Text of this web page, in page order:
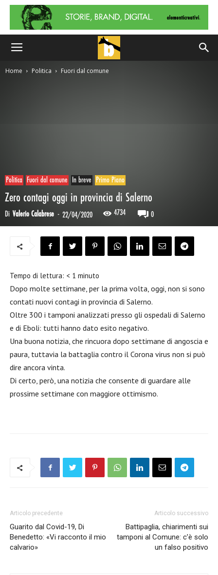
Home Politica Fuori dal comune
Politica Fuori dal comune In breve Primo Piano
Zero contagi oggi in provincia di Salerno
Di Valerio Calabrese - 22/04/2020 4734 0
Tempo di lettura: < 1 minuto
Dopo molte settimane, per la prima volta, oggi, non si sono
contati nuovi contagi in provincia di Salerno.
Oltre 300 i tamponi analizzati presso gli ospedali di Salerno
e di Eboli: tutti hanno dato esito negativo.
Una buona notizia, che rincuora dopo settimane di angoscia e
paura, tuttavia la battaglia contro il Corona virus non si può
dire ancora vinta.
Di certo, però, una notizia che consente di guardare alle
prossime settimane con maggiore ottimismo.
Articolo precedente
Guarito dal Covid-19, Di
Benedetto: «Vi racconto il mio
calvario»
Articolo successivo
Battipaglia, chiarimenti sui
tamponi al Comune: c’è solo
un falso positivo